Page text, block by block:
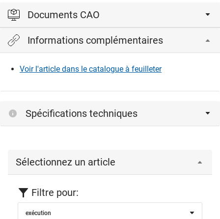
Documents CAO
Veuillez vous connecter pour afficher et télécharger les
fichiers CAD.
Connexion
Informations complémentaires
Voir l'article dans le catalogue à feuilleter
Spécifications techniques
Sélectionnez un article
Filtre pour:
exécution